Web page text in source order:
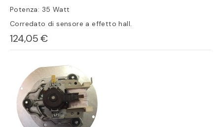
Potenza: 35 Watt
Corredato di sensore a effetto hall.
124,05 €